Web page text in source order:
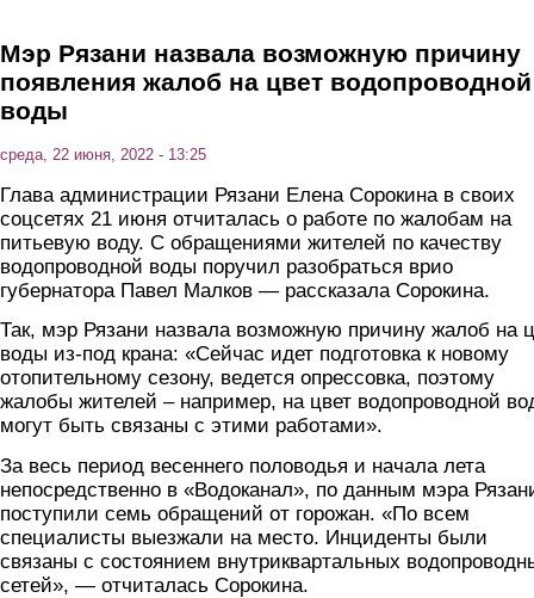
Мэр Рязани назвала возможную причину
появления жалоб на цвет водопроводной
воды
среда, 22 июня, 2022 - 13:25
Глава администрации Рязани Елена Сорокина в своих
соцсетях 21 июня отчиталась о работе по жалобам на
питьевую воду. С обращениями жителей по качеству
водопроводной воды поручил разобраться врио
губернатора Павел Малков — рассказала Сорокина.
Так, мэр Рязани назвала возможную причину жалоб на
воды из-под крана: «Сейчас идет подготовка к новому
отопительному сезону, ведется опрессовка, поэтому
жалобы жителей – например, на цвет водопроводной
могут быть связаны с этими работами».
За весь период весеннего половодья и начала лета
непосредственно в «Водоканал», по данным мэра
поступили семь обращений от горожан. «По всем
специалисты выезжали на место. Инциденты были
связаны с состоянием внутриквартальных
сетей», — отчиталась Сорокина.